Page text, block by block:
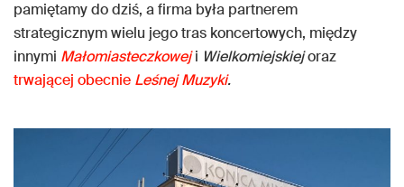
pamiętamy do dziś, a firma była partnerem
strategicznym wielu jego tras koncertowych, między
innymi Małomiasteczkowej i Wielkomiejskiejoraz
trwającej obecnie Leśnej Muzyki.